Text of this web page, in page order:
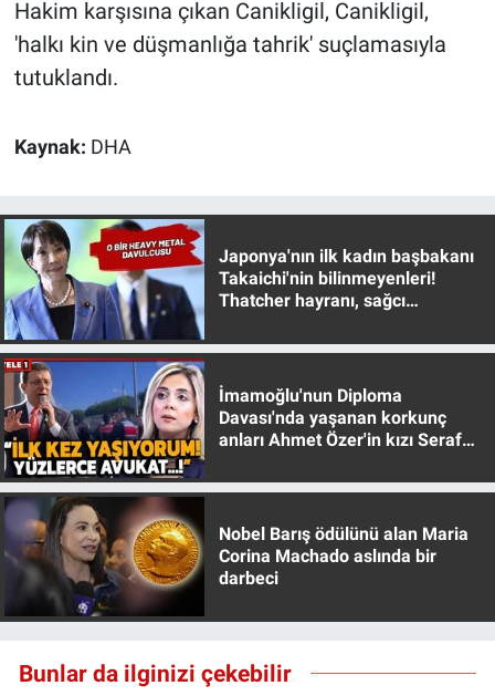
Hakim karşısına çıkan Canikligil, Canikligil,
'halkı kin ve düşmanlığa tahrik' suçlamasıyla
tutuklandı.
Kaynak: DHA
Japonya'nın ilk kadın başbakanı
Takaichi'nin bilinmeyenleri!
Thatcher hayranı, sağcı
İmamoğlu'nun Diploma
Davası'nda yaşanan korkunç
anları Ahmet Özer'in kızı Seraf
Nobel Barış ödülünü alan Maria
Corina Machado aslında bir
darbeci
Bunlar da ilginizi çekebilir
Koronavirüs
Kültür Sanat
Ne demişti
Popüler
Programlar
Sağlık
Spor
Teknoloji
Türkiye'nin Geleceği
Türkiye'nin Gündemi